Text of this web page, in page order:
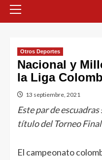
Otros Deportes
Nacional y
la Liga
13 septiembre, 2021
Este par de
título del Torneo
El campeonato